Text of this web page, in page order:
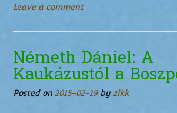
Leave a comment
Németh Dániel: A
Kaukázustól a
Posted on 2015-02-19by zikk